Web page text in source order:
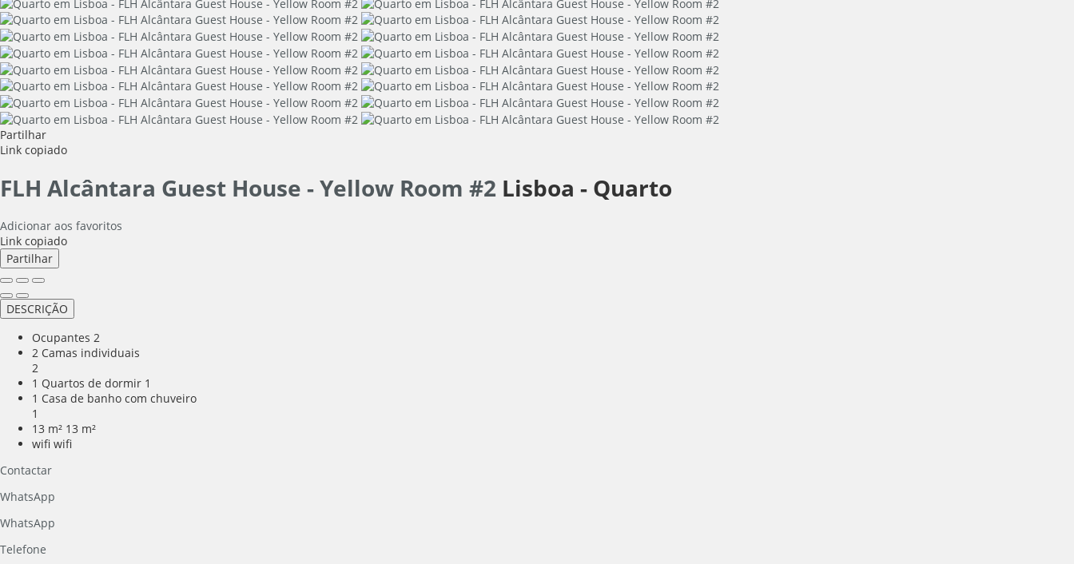
Partilhar
Link copiado
FLH Alcântara Guest House - Yellow Room #2 Lisboa - Quarto
Adicionar aos favoritos
Link copiado
Partilhar
DESCRIÇÃO
Ocupantes 2
2 Camas individuais
2
1 Quartos de dormir 1
1 Casa de banho com chuveiro
1
13 m² 13 m²
wifi wifi
Contactar
WhatsApp
WhatsApp
Telefone